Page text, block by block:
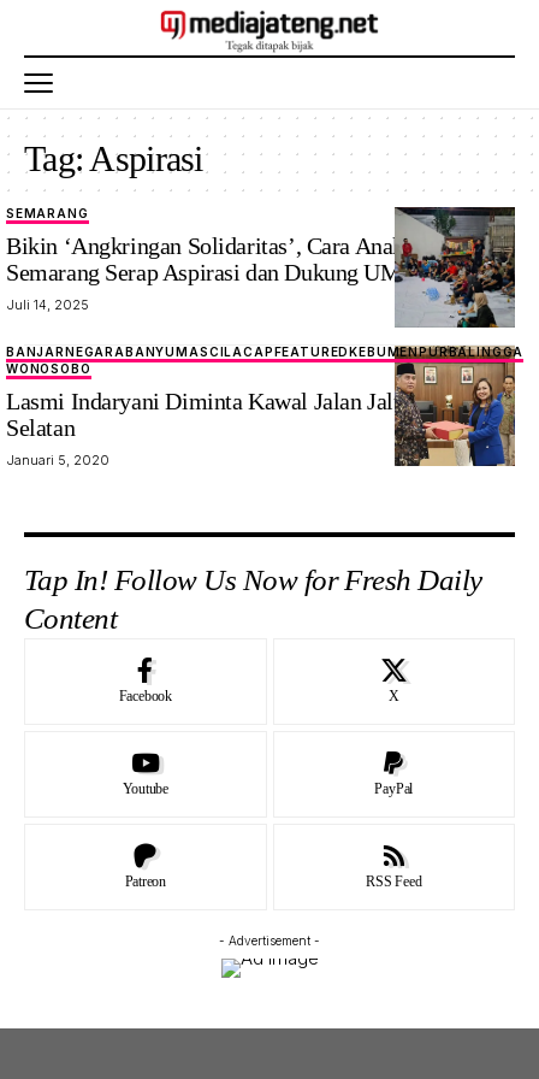
Tag: Aspirasi
SEMARANG
Bikin ‘Angkringan Solidaritas’, Cara Anak Muda
Semarang Serap Aspirasi dan Dukung UMKM
Juli 14, 2025
BANJARNEGARABANYUMASCILACAPFEATUREDKEBUMENPURBALINGGA
WONOSOBO
Lasmi Indaryani Diminta Kawal Jalan Jalur Lintas
Selatan
Januari 5, 2020
Tap In! Follow Us Now for Fresh Daily
Content
Facebook X
Youtube PayPal
Patreon RSS Feed
- Advertisement -